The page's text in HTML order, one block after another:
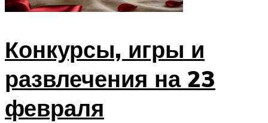
Конкурсы, игры и
развлечения на 23
февраля